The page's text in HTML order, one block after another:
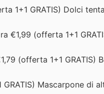
1+1 GRATIS) Dolci
€1,99 (offerta 1+1
(offerta 1+1 GRATIS)
Mascarpone di